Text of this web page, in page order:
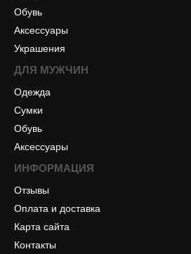
Обувь
Аксессуары
Украшения
ДЛЯ МУЖЧИН
Одежда
Сумки
Обувь
Аксессуары
ИНФОРМАЦИЯ
Отзывы
Оплата и доставка
Карта сайта
Контакты